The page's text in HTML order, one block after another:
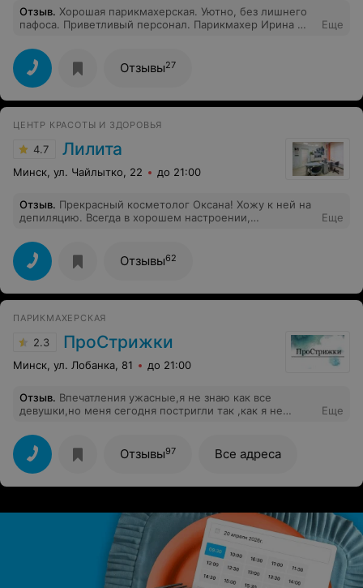
Отзыв. Хорошая парикмахерская. Уютно, без лишнего
пафоса. Приветливый персонал. Парикмахер Ирина —
Цены очень приятные.
Еще
Отзывы27
ЦЕНТР КРАСОТЫ И ЗДОРОВЬЯ
4.7 Лилита
Минск, ул. Чайлытко, 22 до 21:00
Отзыв. Прекрасный косметолог Оксана! Хожу к ней на
депиляцию. Всегда в хорошем настроении,
быстро, качественно и практически безболезненно!
Спасибо!
Еще
Отзывы62
ПАРИКМАХЕРСКАЯ
2.3 ПроСтрижки
Минск, ул. Лобанка, 81 до 21:00
Отзыв. Впечатления ужасные,я не знаю как все
девушки,но меня сегодня постригли так ,как я не
в своей жизни.Человек абсолютно не прислушивается
к предпочтениям посетителя ,я растил волосы 3-4
месяца,а сегодня мне просто испортили настроение и
прическу.Сегодня же буду искать другую
парикмахерскую и пытаться исправить
не советую.
Еще
Отзывы97 Все адреса